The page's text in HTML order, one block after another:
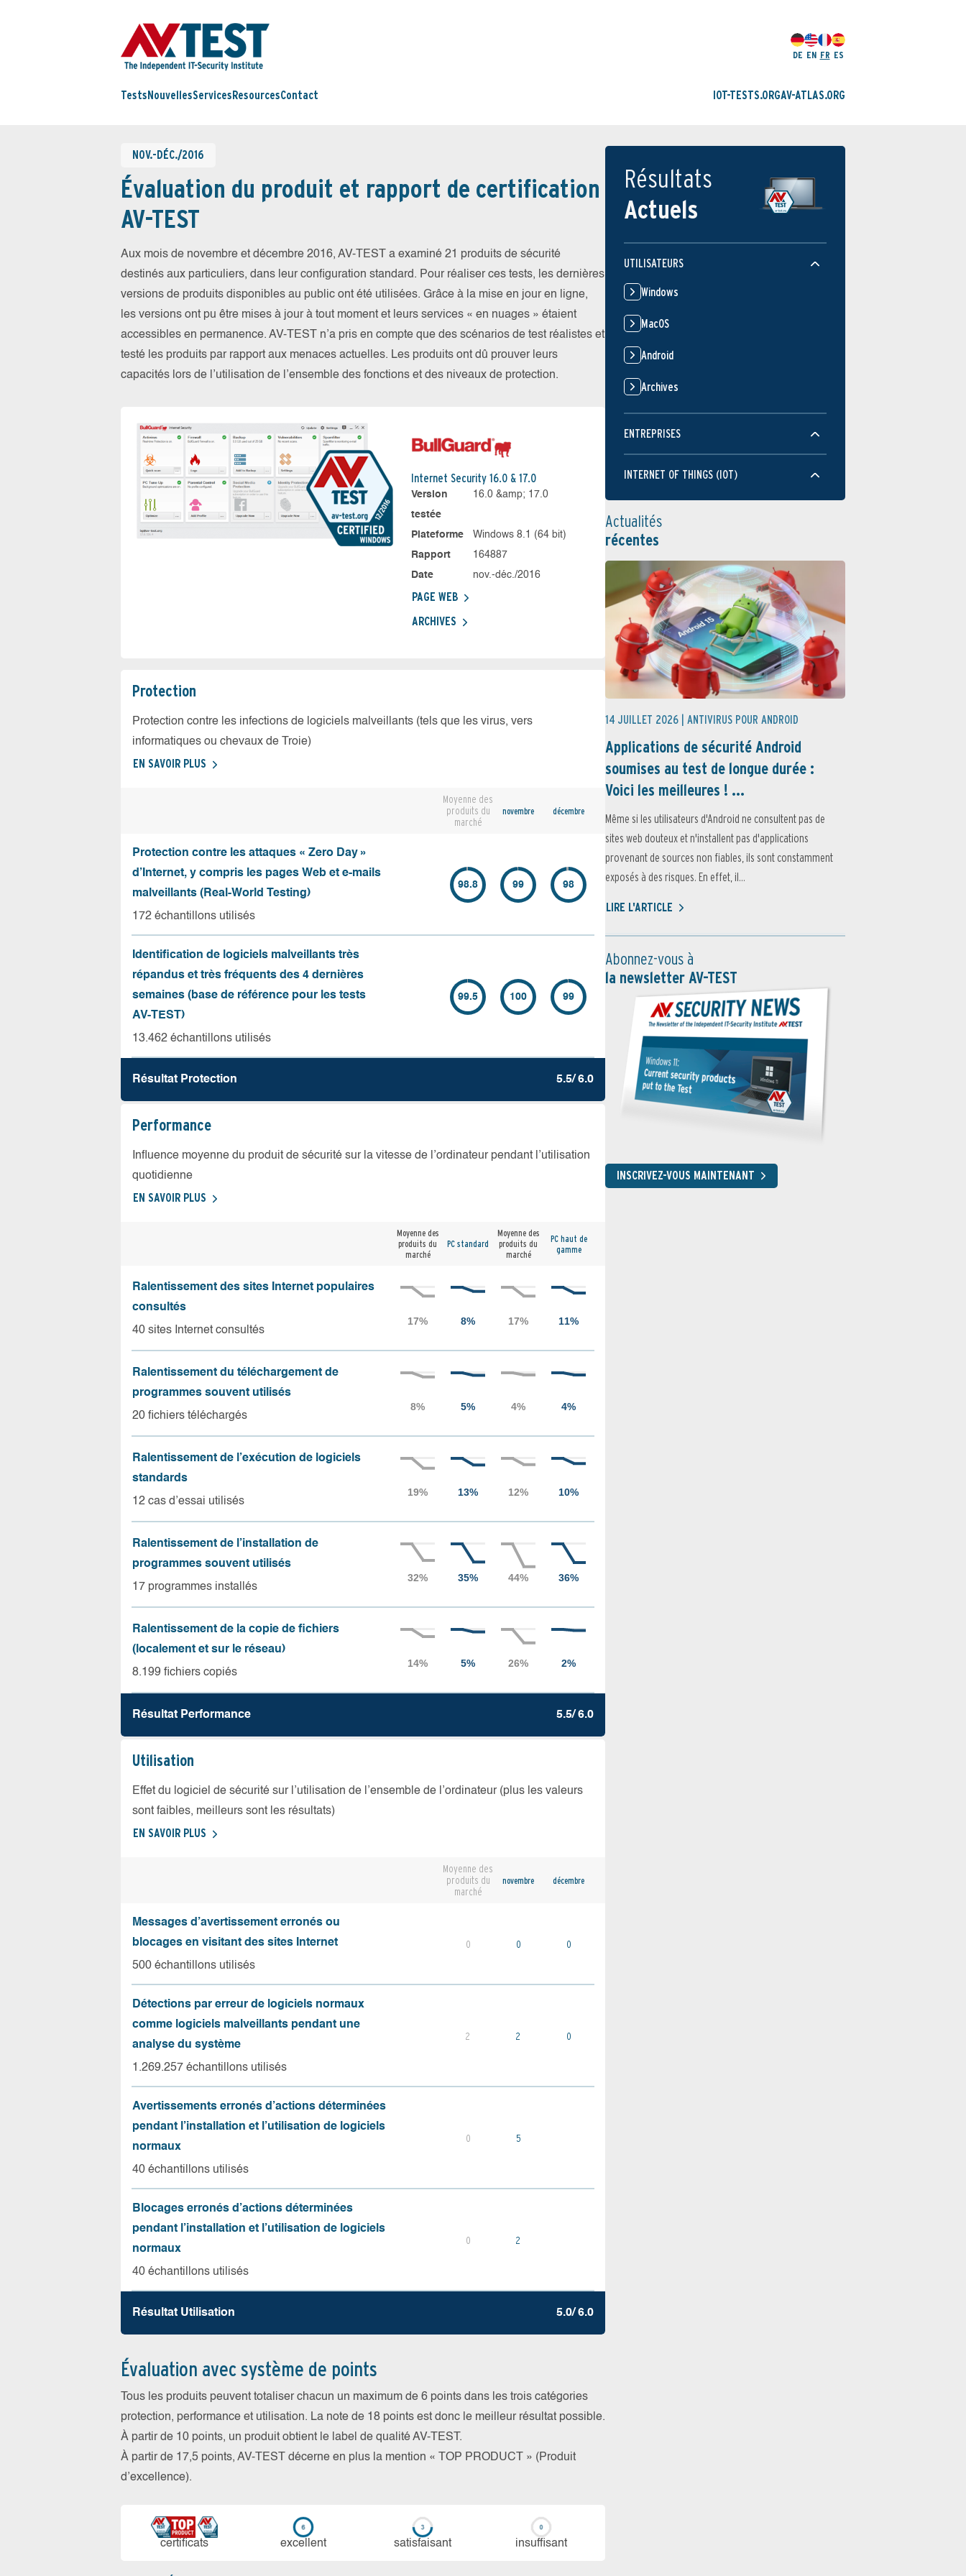
DE EN FR ES
Tests NouvellesServices ResourcesContact IOT-TESTS.ORGAV-ATLAS.ORG
NOV.-DÉC./2016
Évaluation du produit et rapport de certification
AV-TEST
Aux mois de novembre et décembre 2016, AV-TEST a examiné 21 produits de sécurité
destinés aux particuliers, dans leur configuration standard. Pour réaliser ces tests, les dernières
versions de produits disponibles au public ont été utilisées. Grâce à la mise en jour en ligne,
les versions ont pu être mises à jour à tout moment et leurs services « en nuages » étaient
accessibles en permanence. AV-TEST n’a pris en compte que des scénarios de test réalistes et
testé les produits par rapport aux menaces actuelles. Les produits ont dû prouver leurs
capacités lors de l’utilisation de l’ensemble des fonctions et des niveaux de protection.
Internet Security 16.0 & 17.0
Version
testée
16.0 &amp; 17.0
Plateforme
Windows 8.1 (64 bit)
Rapport
164887
Date
nov.-déc./2016
PAGE WEB
ARCHIVES
Protection
Protection contre les infections de logiciels malveillants (tels que les virus, vers
informatiques ou chevaux de Troie)
EN SAVOIR PLUS
Moyenne des
produits du
marché
novembre décembre
Protection contre les attaques « Zero Day »
d’Internet, y compris les pages Web et e-mails
malveillants (Real-World Testing)
172 échantillons utilisés
98.8 99 98
Identification de logiciels malveillants très
répandus et très fréquents des 4 dernières
semaines (base de référence pour les tests
AV-TEST)
13.462 échantillons utilisés
99.5 100 99
Résultat Protection 5.5/ 6.0
Performance
Influence moyenne du produit de sécurité sur la vitesse de l’ordinateur pendant l’utilisation
quotidienne
EN SAVOIR PLUS
Moyenne des
produits du
marché
PC standard
Moyenne des
produits du
marché
PC haut de
gamme
Ralentissement des sites Internet populaires
consultés
40 sites Internet consultés
Ralentissement du téléchargement de
programmes souvent utilisés
20 fichiers téléchargés
Ralentissement de l’exécution de logiciels
standards
12 cas d’essai utilisés
Ralentissement de l’installation de
programmes souvent utilisés
17 programmes installés
Ralentissement de la copie de fichiers
(localement et sur le réseau)
8.199 fichiers copiés
Résultat Performance 5.5/ 6.0
Utilisation
Effet du logiciel de sécurité sur l’utilisation de l’ensemble de l’ordinateur (plus les valeurs
sont faibles, meilleurs sont les résultats)
EN SAVOIR PLUS
Moyenne des
produits du
marché
novembre décembre
Messages d’avertissement erronés ou
blocages en visitant des sites Internet
500 échantillons utilisés
0 0 0
Détections par erreur de logiciels normaux
comme logiciels malveillants pendant une
analyse du système
1.269.257 échantillons utilisés
2 2 0
Avertissements erronés d’actions déterminées
pendant l’installation et l’utilisation de logiciels
normaux
40 échantillons utilisés
0 5
Blocages erronés d’actions déterminées
pendant l’installation et l’utilisation de logiciels
normaux
40 échantillons utilisés
0 2
Résultat Utilisation 5.0/ 6.0
Évaluation avec système de points
Tous les produits peuvent totaliser chacun un maximum de 6 points dans les trois catégories
protection, performance et utilisation. La note de 18 points est donc le meilleur résultat possible.
À partir de 10 points, un produit obtient le label de qualité AV-TEST.
À partir de 17,5 points, AV-TEST décerne en plus la mention « TOP PRODUCT » (Produit
d’excellence).
certi­ficats ex­cellent sa­tis­fai­sant in­suf­fi­sant
Résultats
Actuels
UTILISATEURS
Windows
MacOS
Android
Archives
ENTREPRISES
INTERNET OF THINGS (IOT)
Actualités
récentes
14 JUILLET 2026 | ANTIVIRUS POUR ANDROID
Applications de sécurité Android
soumises au test de longue durée :
Voici les meilleures ! ...
Même si les utilisateurs d'Android ne consultent pas de
sites web douteux et n'installent pas d'applications
provenant de sources non fiables, ils sont constamment
exposés à des risques. En effet, il...
LIRE L'ARTICLE
Abonnez-vous à
la newsletter AV-TEST
INSCRIVEZ-VOUS MAINTENANT